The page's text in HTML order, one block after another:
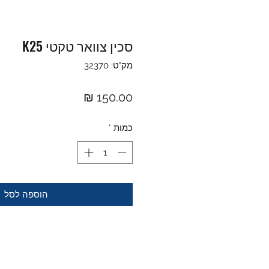
סכין צוואר טקטי K25
מק"ט: 32370
כמות *
הוספה לסל